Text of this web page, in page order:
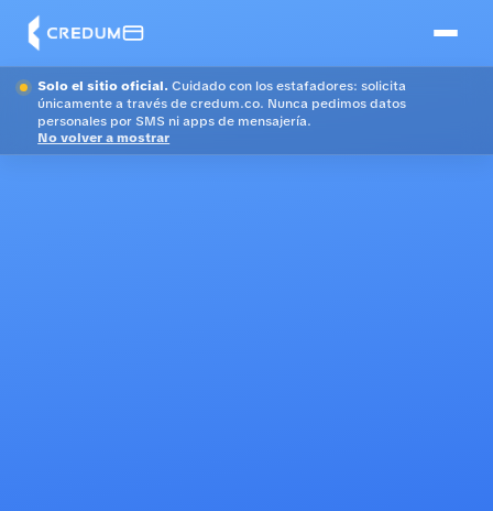
Solo el sitio oficial. Cuidado con los estafadores: solicita
únicamente a través de credum.co. Nunca pedimos datos
personales por SMS ni apps de mensajería.
No volver a mostrar